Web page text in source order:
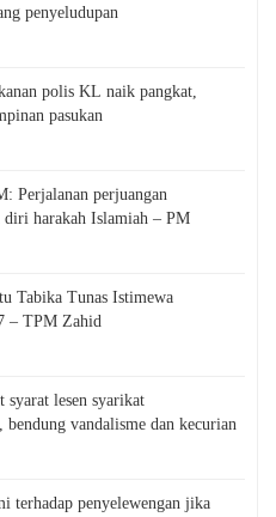
penyeludupan
polis KL naik pangkat,
pasukan
Perjalanan perjuangan
diri harakah Islamiah – PM
Tabika Tunas Istimewa
– TPM Zahid
syarat lesen syarikat
bendung vandalisme dan kecurian
terhadap penyelewengan jika